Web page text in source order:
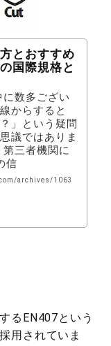
とおすすめ
国際規格と
からすると
」という疑問
議ではありま
三者機関に
信
archives/1063
るEN407という
用されていま